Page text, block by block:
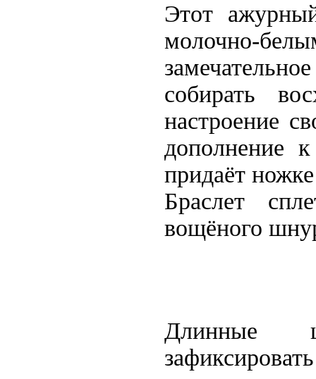
Этот
молочно-
собирать
настроение
дополнение
придаёт ножке
Браслет
вощёного
Длинные